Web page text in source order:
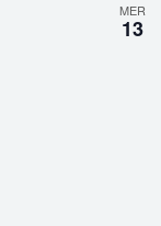
MER
13